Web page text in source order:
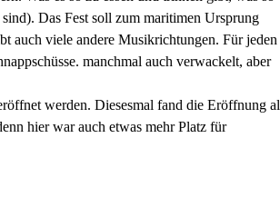
Das Fest soll zum maritimen Ursprung
auch viele andere Musikrichtungen. Für jeden
manchmal auch verwackelt, aber
werden. Diesesmal fand die Eröffnung
hier war auch etwas mehr Platz für